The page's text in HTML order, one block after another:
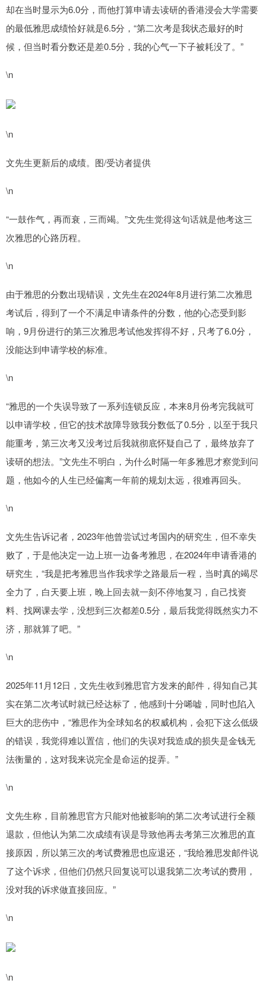
却在当时显示为6.0分，而他打算申请去读研的香港浸会大学需要
的最低雅思成绩恰好就是6.5分，“第二次考是我状态最好的时
候，但当时看分数还是差0.5分，我的心气一下子被耗没了。”
\n
\n
文先生更新后的成绩。图/受访者提供
\n
“一鼓作气，再而衰，三而竭。”文先生觉得这句话就是他考这三
次雅思的心路历程。
\n
由于雅思的分数出现错误，文先生在2024年8月进行第二次雅思
考试后，得到了一个不满足申请条件的分数，他的心态受到影
响，9月份进行的第三次雅思考试他发挥得不好，只考了6.0分，
没能达到申请学校的标准。
\n
“雅思的一个失误导致了一系列连锁反应，本来8月份考完我就可
以申请学校，但它的技术故障导致我分数低了0.5分，以至于我只
能重考，第三次考又没考过后我就彻底怀疑自己了，最终放弃了
读研的想法。”文先生不明白，为什么时隔一年多雅思才察觉到问
题，他如今的人生已经偏离一年前的规划太远，很难再回头。
\n
文先生告诉记者，2023年他曾尝试过考国内的研究生，但不幸失
败了，于是他决定一边上班一边备考雅思，在2024年申请香港的
研究生，“我是把考雅思当作我求学之路最后一程，当时真的竭尽
全力了，白天要上班，晚上回去就一刻不停地复习，自己找资
料、找网课去学，没想到三次都差0.5分，最后我觉得既然实力不
济，那就算了吧。”
\n
2025年11月12日，文先生收到雅思官方发来的邮件，得知自己其
实在第二次考试时就已经达标了，他感到十分唏嘘，同时也陷入
巨大的悲伤中，“雅思作为全球知名的权威机构，会犯下这么低级
的错误，我觉得难以置信，他们的失误对我造成的损失是金钱无
法衡量的，这对我来说完全是命运的捉弄。”
\n
文先生称，目前雅思官方只能对他被影响的第二次考试进行全额
退款，但他认为第二次成绩有误是导致他再去考第三次雅思的直
接原因，所以第三次的考试费雅思也应退还，“我给雅思发邮件说
了这个诉求，但他们仍然只回复说可以退我第二次考试的费用，
没对我的诉求做直接回应。”
\n
\n